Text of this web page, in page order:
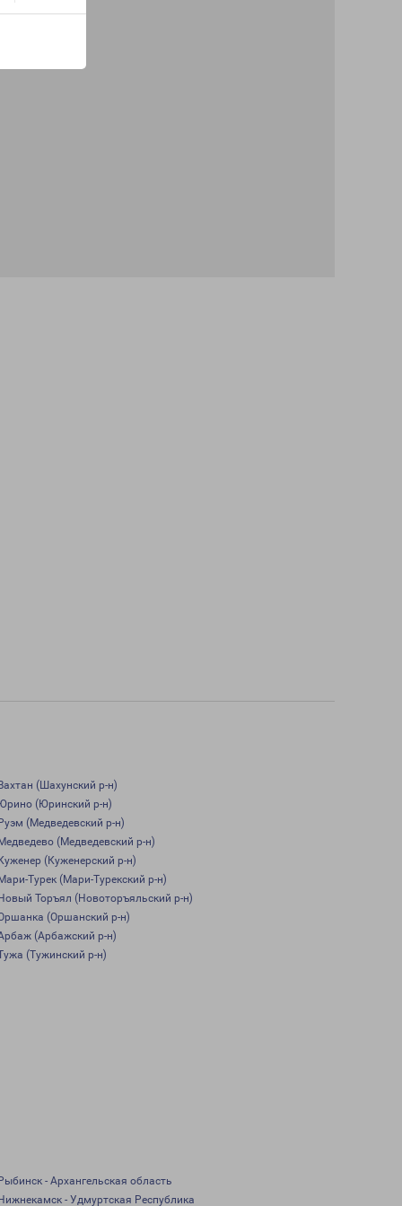
(Шахунский р-н)
(Юринский р-н)
(Медведевский р-н)
(Медведевский р-н)
(Куженерский р-н)
Турек (Мари-Турекский р-н)
Торъял (Новоторъяльский р-н)
(Оршанский р-н)
(Арбажский р-н)
(Тужинский р-н)
- Архангельская область
- Удмуртская Республика